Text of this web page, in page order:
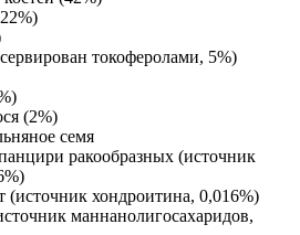
токоферолами, 5%)
(2%)
семя
ракообразных (источник
(источник хондроитина, 0,016%)
маннанолигосахаридов,